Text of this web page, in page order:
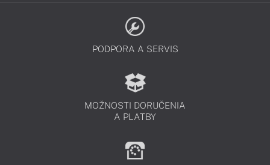
PODPORA A SERVIS
MOŽNOSTI DORUČENIA
A PLATBY